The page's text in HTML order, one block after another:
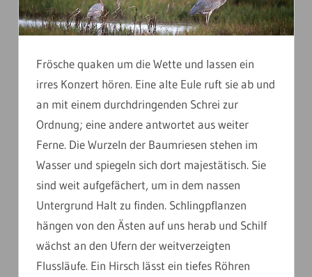
Frösche quaken um die Wette und lassen ein
irres Konzert hören. Eine alte Eule ruft sie ab und
an mit einem durchdringenden Schrei zur
Ordnung; eine andere antwortet aus weiter
Ferne. Die Wurzeln der Baumriesen stehen im
Wasser und spiegeln sich dort majestätisch. Sie
sind weit aufgefächert, um in dem nassen
Untergrund Halt zu finden. Schlingpflanzen
hängen von den Ästen auf uns herab und Schilf
wächst an den Ufern der weitverzeigten
Flussläufe. Ein Hirsch lässt ein tiefes Röhren